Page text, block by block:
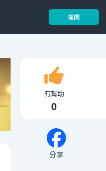
提問
有幫助
0
分享